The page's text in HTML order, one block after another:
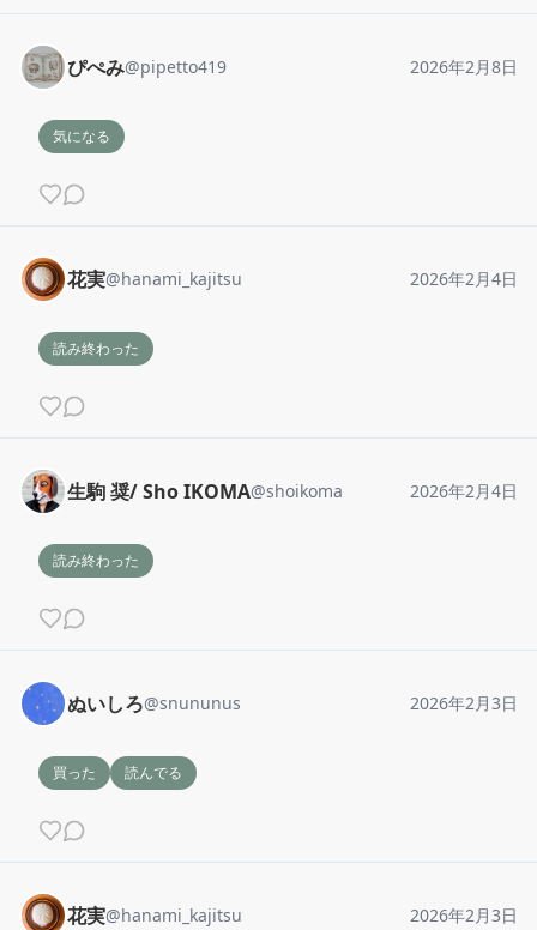
ぴぺみ@pipetto419 2026年2月8日
気になる
花実@hanami_kajitsu 2026年2月4日
読み終わった
生駒 奨/ Sho IKOMA@shoikoma 2026年2月4日
読み終わった
ぬいしろ@snununus 2026年2月3日
買った 読んでる
花実@hanami_kajitsu 2026年2月3日